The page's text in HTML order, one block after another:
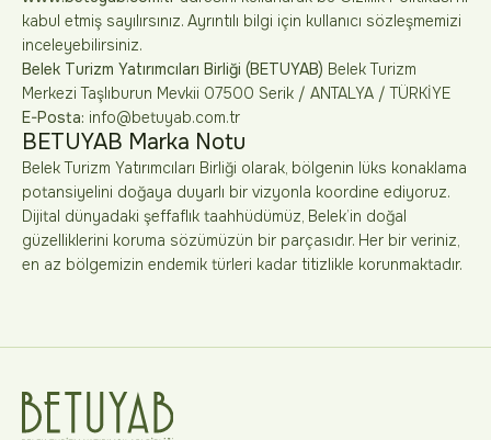
kabul etmiş sayılırsınız. Ayrıntılı bilgi için kullanıcı sözleşmemizi
inceleyebilirsiniz.
Belek Turizm Yatırımcıları Birliği (BETUYAB) Belek Turizm
Merkezi Taşlıburun Mevkii 07500 Serik / ANTALYA / TÜRKİYE
E-Posta: info@betuyab.com.tr
BETUYAB Marka Notu
Belek Turizm Yatırımcıları Birliği olarak, bölgenin lüks konaklama
potansiyelini doğaya duyarlı bir vizyonla koordine ediyoruz.
Dijital dünyadaki şeffaflık taahhüdümüz, Belek’in doğal
güzelliklerini koruma sözümüzün bir parçasıdır. Her bir veriniz,
en az bölgemizin endemik türleri kadar titizlikle korunmaktadır.